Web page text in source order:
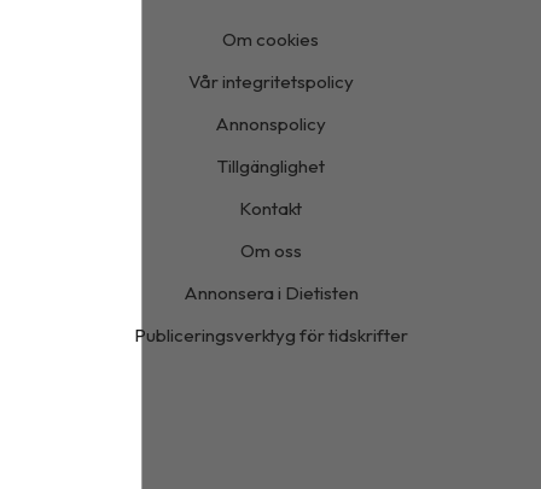
Om cookies
Vår integritetspolicy
Annonspolicy
Tillgänglighet
Kontakt
Om oss
Annonsera i Dietisten
Publiceringsverktyg för tidskrifter